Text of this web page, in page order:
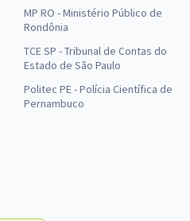
MP RO - Ministério Público de
Rondônia
TCE SP - Tribunal de Contas do
Estado de São Paulo
Politec PE - Polícia Científica de
Pernambuco